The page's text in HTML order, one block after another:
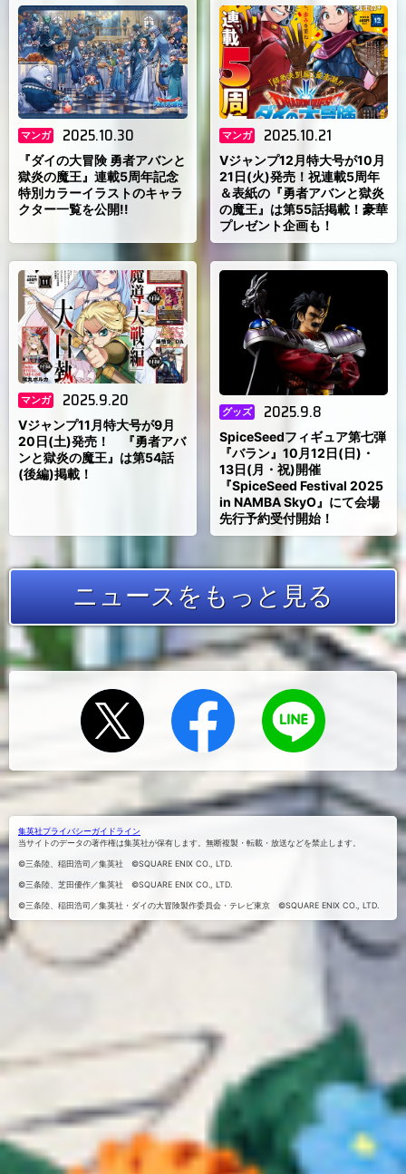
マンガ 2025.10.30
『ダイの大冒険 勇者アバンと
獄炎の魔王』連載5周年記念
特別カラーイラストのキャラ
クター一覧を公開!!
マンガ 2025.10.21
Vジャンプ12月特大号が10月
21日(火)発売！祝連載5周年
＆表紙の『勇者アバンと獄炎
の魔王』は第55話掲載！豪華
プレゼント企画も！
マンガ 2025.9.20
Vジャンプ11月特大号が9月
20日(土)発売！ 『勇者アバ
ンと獄炎の魔王』は第54話
(後編)掲載！
グッズ 2025.9.8
SpiceSeedフィギュア第七弾
『バラン』10月12日(日)・
13日(月・祝)開催
『SpiceSeed Festival 2025
in NAMBA SkyO』にて会場
先行予約受付開始！
ニュースをもっと見る
アする
でシェア
する
くる
集英社プライバシーガイドライン
当サイトのデータの著作権は集英社が保有します。無断複製・転載・放送などを禁止します。
©三条陸、稲田浩司／集英社 ©SQUARE ENIX CO., LTD.
©三条陸、芝田優作／集英社 ©SQUARE ENIX CO., LTD.
©三条陸、稲田浩司／集英社・ダイの大冒険製作委員会・テレビ東京 ©SQUARE ENIX CO., LTD.